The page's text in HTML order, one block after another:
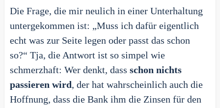
Die Frage, die mir neulich in einer Unterhaltung
untergekommen ist: „Muss ich dafür eigentlich
echt was zur Seite legen oder passt das schon
so?“ Tja, die Antwort ist so simpel wie
schmerzhaft: Wer denkt, dassschon nichts
passieren wird, der hat wahrscheinlich auch die
Hoffnung, dass die Bank ihm die Zinsen für den